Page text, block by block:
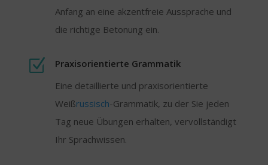
Anfang an eine akzentfreie Aussprache und
die richtige Betonung ein.
Z
Praxisorientierte Grammatik
Eine detaillierte und praxisorientierte
Weißrussisch-Grammatik, zu der Sie jeden
Tag neue Übungen erhalten, vervollständigt
Ihr Sprachwissen.